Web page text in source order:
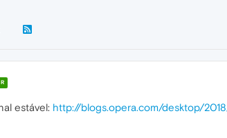
estável: http://blogs.opera.com/desktop/